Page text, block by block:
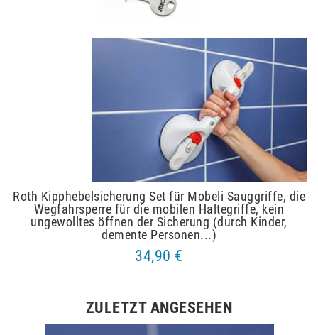
Roth Kipphebelsicherung Set für Mobeli Sauggriffe, die
Wegfahrsperre für die mobilen Haltegriffe, kein
ungewolltes öffnen der Sicherung (durch Kinder,
demente Personen...)
34,90 €
ZULETZT ANGESEHEN